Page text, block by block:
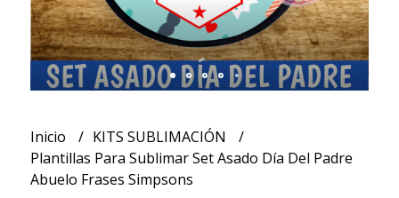
Inicio
KITS SUBLIMACIÓN
Plantillas Para Sublimar Set Asado Día Del Padre
Abuelo Frases Simpsons